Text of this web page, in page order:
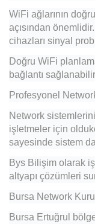
WiFi ağlarının
açısından
cihazları sinyal
Doğru WiFi
bağlantı
Profesyonel
Network
işletmeler için
sayesinde sistem
Bys Bilişim olarak
altyapı çözümleri
Bursa Network
Bursa Ertuğrul